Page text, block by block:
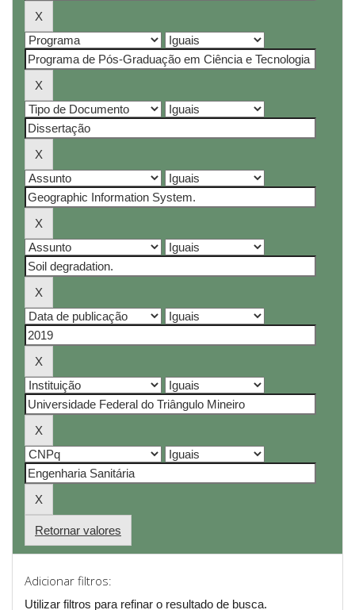
Retornar valores
Adicionar filtros:
Utilizar filtros para refinar o resultado de busca.